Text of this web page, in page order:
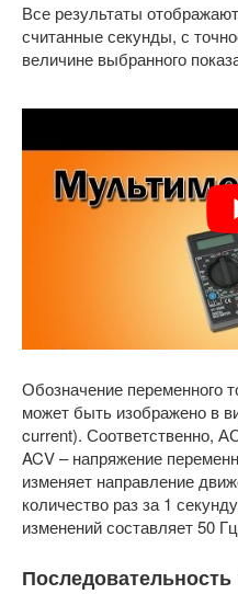
Все результаты
считанные секунды, с
величине выбранного
Обозначение переменного
может быть изображено в
current). Соответственно,
ACV – напряжение
изменяет направление
количество раз за 1
изменений составляет 50